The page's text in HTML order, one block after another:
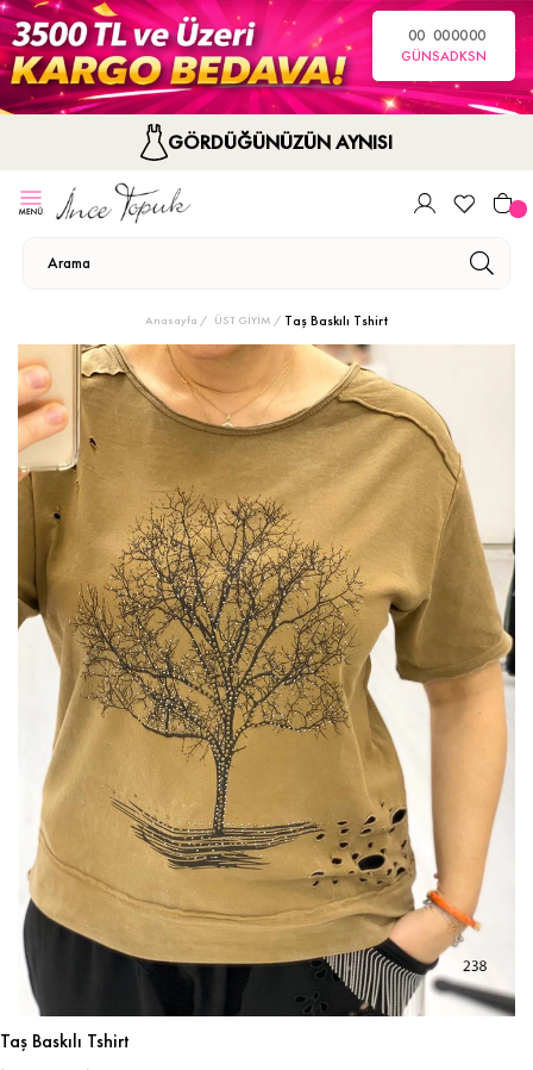
00
GÜN
00
SA
00
DK
00
SN
GÖRDÜĞÜNÜZÜN AYNISI
Anasayfa ÜST GİYİM Taş Baskılı Tshirt
Taş Baskılı Tshirt